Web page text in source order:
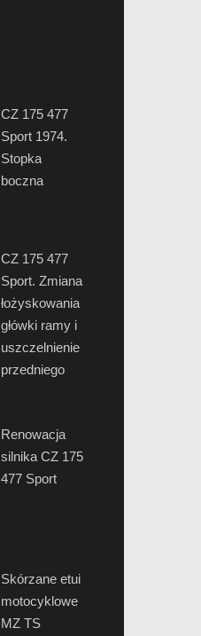
CZ 175 477
Sport 1974.
Stopka
boczna
CZ 175 477
Sport. Zmiana
łożyskowania
główki ramy i
uszczelnienie
przedniego
Renowacja
silnika CZ 175
477 Sport
Skórzane etui
motocyklowe
MZ TS